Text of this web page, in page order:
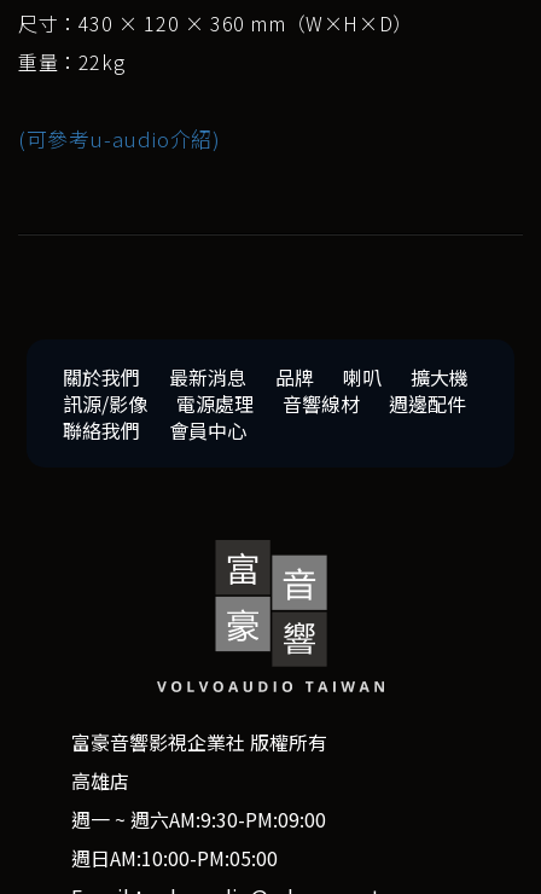
尺寸：430 × 120 × 360 mm（W×H×D）
重量：22kg
(可參考u-audio介紹)
關於我們 最新消息 品牌 喇叭
擴大機
訊源/影像
電源處理 音響線材
週邊配件
聯絡我們
會員中心
富豪音響影視企業社 版權所有
高雄店
週一 ~ 週六AM:9:30-PM:09:00
週日AM:10:00-PM:05:00